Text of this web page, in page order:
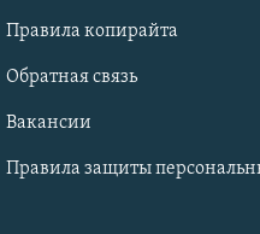
Правила копирайта
Обратная связь
Вакансии
Правила защиты